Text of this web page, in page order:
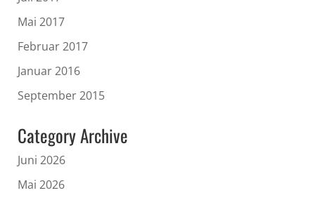
Mai 2017
Februar 2017
Januar 2016
September 2015
Category Archive
Juni 2026
Mai 2026